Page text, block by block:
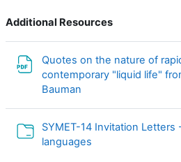
Additional Resources
Quotes on the nature of
contemporary "liquid life"
Bauman
SYMET-14 Invitation Letters
languages